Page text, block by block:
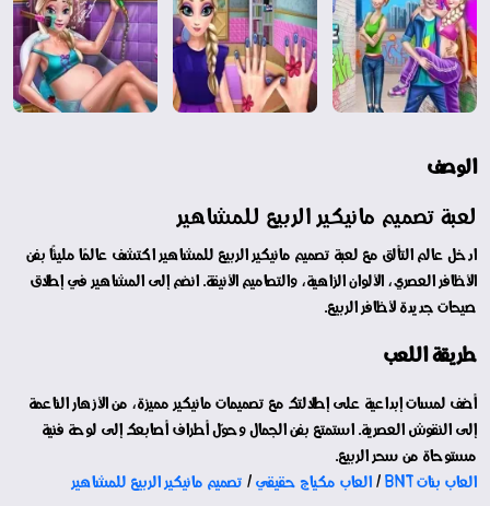
الوصف
لعبة تصميم مانيكير الربيع للمشاهير
ادخل عالم التألق مع لعبة تصميم مانيكير الربيع للمشاهير اكتشف عالمًا مليئًا بفن
الأظافر العصري، الألوان الزاهية، والتصاميم الأنيقة. انضم إلى المشاهير في إطلاق
صيحات جديدة لأظافر الربيع.
طريقة اللعب
أضف لمسات إبداعية على إطلالتك مع تصميمات مانيكير مميزة، من الأزهار الناعمة
إلى النقوش العصرية. استمتع بفن الجمال وحوّل أطراف أصابعك إلى لوحة فنية
مستوحاة من سحر الربيع.
العاب بنات BNT
/العاب مكياج حقيقي/تصميم مانيكير الربيع للمشاهير